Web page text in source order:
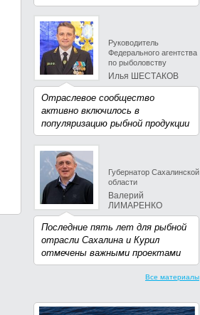
Руководитель
Федерального агентства
по рыболовству
Илья ШЕСТАКОВ
Отраслевое сообщество
активно включилось в
популяризацию рыбной продукции
Губернатор Сахалинской
области
Валерий
ЛИМАРЕНКО
Последние пять лет для рыбной
отрасли Сахалина и Курил
отмечены важными проектами
Все материалы